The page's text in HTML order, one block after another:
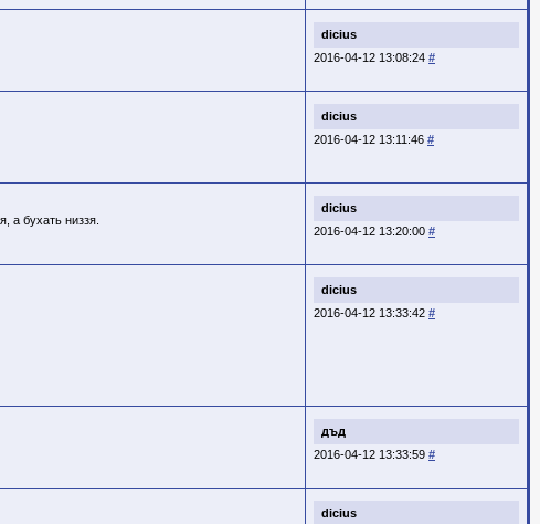
dicius
2016-04-12 13:08:24 #
dicius
2016-04-12 13:11:46 #
dicius
2016-04-12 13:20:00 #
а бухать низзя.
dicius
2016-04-12 13:33:42 #
дъд
2016-04-12 13:33:59 #
dicius